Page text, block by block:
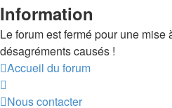
Information
Le forum est fermé pour une mise
désagréments causés !
Accueil du forum
Nous contacter